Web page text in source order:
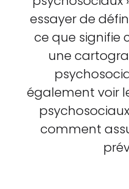
essayer de
ce que signifie
une
également voir
comment